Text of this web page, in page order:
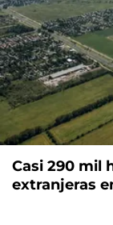
Casi 290 mil
extranjeras